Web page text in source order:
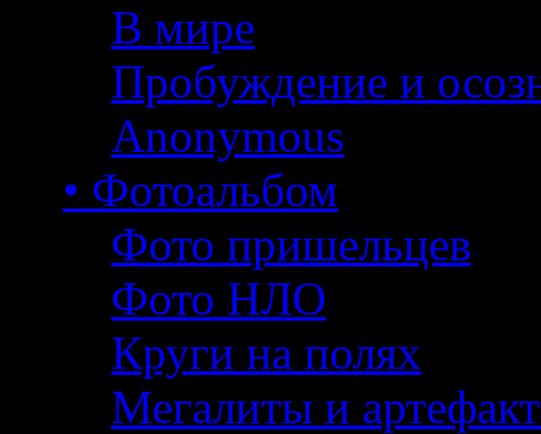
В мире
Пробуждение и
Anonymous
• Фотоальбом
Фото пришельцев
Фото НЛО
Круги на полях
Мегалиты и